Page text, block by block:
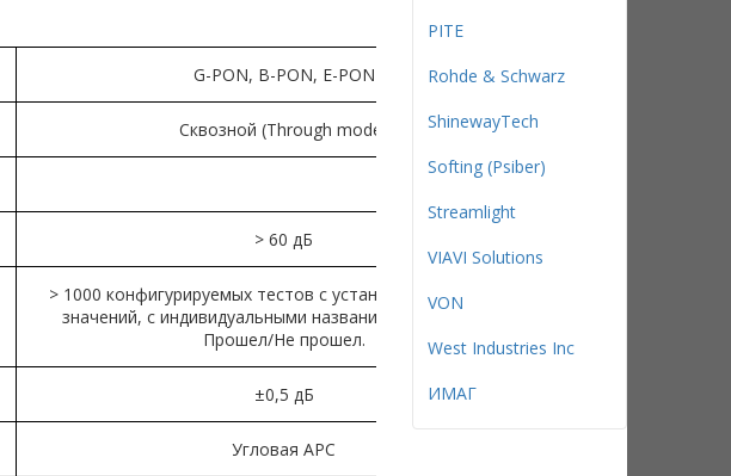
G-PON, B-PON, E-PON
Сквозной (Through mode)
> 60 дБ
> 1000 конфигурируемых тестов с установкой пороговых
значений, с индивидуальными названиями и анализом
Прошел/Не прошел.
±0,5 дБ
Угловая APC
PITE
Rohde & Schwarz
ShinewayTech
Softing (Psiber)
Streamlight
VIAVI Solutions
VON
West Industries Inc
ИМАГ